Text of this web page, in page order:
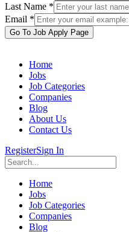
Last Name *
Email *
Go To Job Apply Page
Home
Jobs
Job Categories
Companies
Blog
About Us
Contact Us
RegisterSign In
Home
Jobs
Job Categories
Companies
Blog